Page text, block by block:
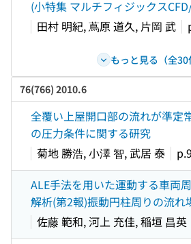
(小特集 マルチフィジックス
田村 明紀, 蔦原 道久, 片岡 武
もっと見る（全30
76(766) 2010.6
全覆い上屋開口部の流れが準定
の圧力条件に関する研究
菊地 勝浩, 小澤 智, 武居 泰
ALE手法を用いた運動する車両
解析(第2報)振動円柱周りの流れ
佐藤 範和, 河上 充佳, 稲垣 昌英